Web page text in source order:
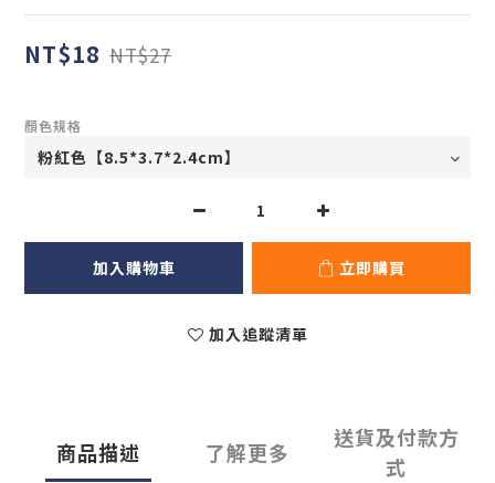
NT$18 NT$27
顏色規格
加入購物車 立即購買
加入追蹤清單
商品描述 了解更多
送貨及付款方
式